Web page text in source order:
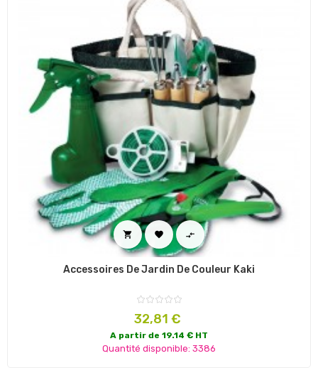
  
Accessoires De Jardin De Couleur Kaki
Prix
32,81 €
A partir de 19.14 € HT
Quantité disponible: 3386